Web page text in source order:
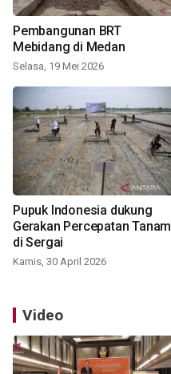
Pembangunan BRT
Mebidang di Medan
Selasa, 19 Mei 2026
Pupuk Indonesia dukung
Gerakan Percepatan Tanam
di Sergai
Kamis, 30 April 2026
Video